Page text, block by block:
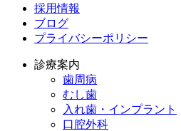
採用情報
ブログ
プライバシーポリシー
診療案内
歯周病
むし歯
入れ歯・インプラント
口腔外科